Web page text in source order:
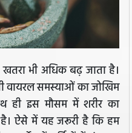
खतरा भी अधिक बढ़ जाता है।
वायरल समस्याओं का जोखिम
ही इस मौसम में शरीर का
है। ऐसे में यह जरूरी है कि हम